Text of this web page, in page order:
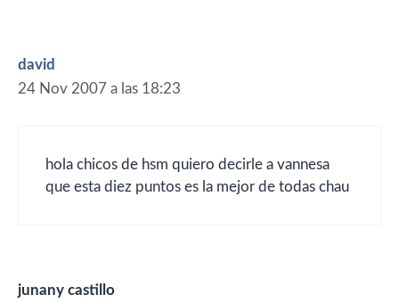
david
24 Nov 2007 a las 18:23
hola chicos de hsm quiero decirle a vannesa
que esta diez puntos es la mejor de todas chau
junany castillo